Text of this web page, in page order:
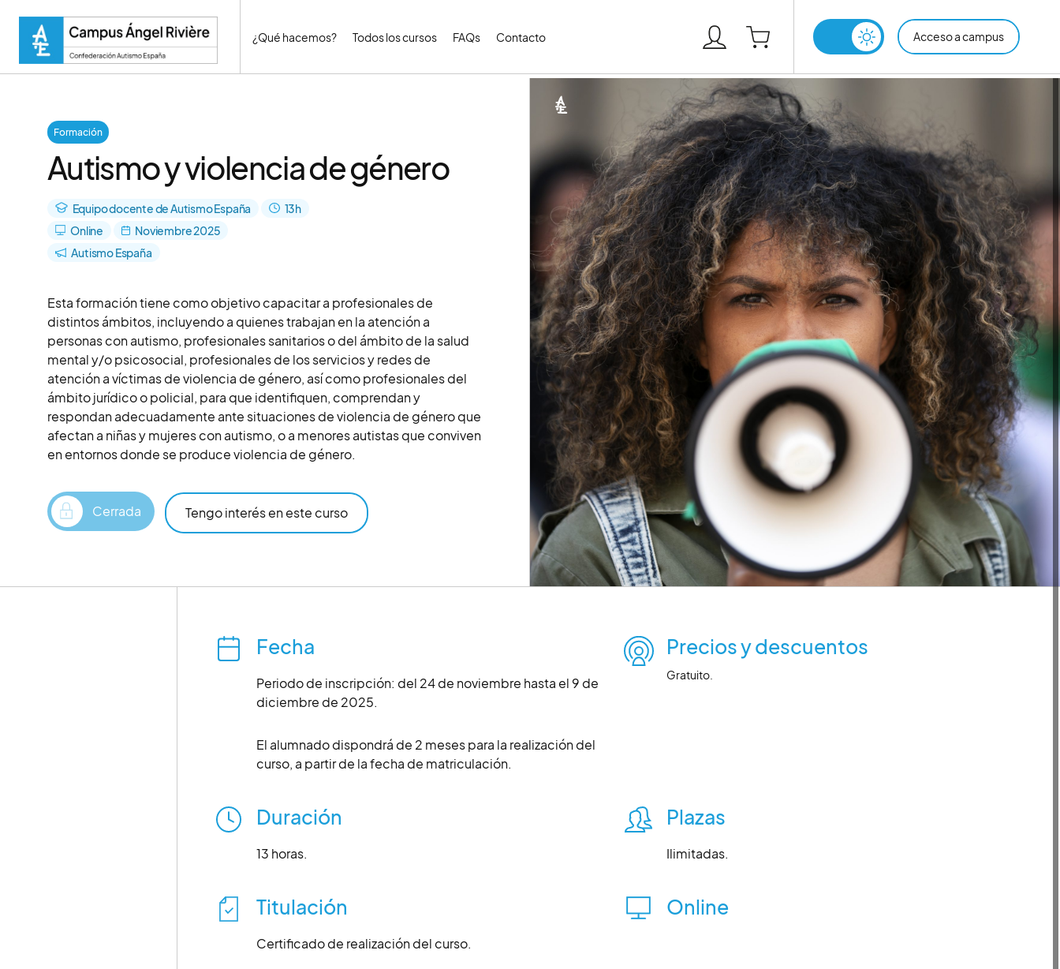
¿Qué hacemos? Todos los cursos FAQs Contacto Acceso a campus
Formación
Autismo y violencia de género
Equipo docente de Autismo España
13h
Online
Noviembre 2025
Autismo España
Esta formación tiene como objetivo capacitar a profesionales de
distintos ámbitos, incluyendo a quienes trabajan en la atención a
personas con autismo, profesionales sanitarios o del ámbito de la salud
mental y/o psicosocial, profesionales de los servicios y redes de
atención a víctimas de violencia de género, así como profesionales del
ámbito jurídico o policial, para que identifiquen, comprendan y
respondan adecuadamente ante situaciones de violencia de género que
afectan a niñas y mujeres con autismo, o a menores autistas que conviven
en entornos donde se produce violencia de género.
Cerrada Tengo interés en este curso
Fecha
Periodo de inscripción: del 24 de noviembre hasta el 9 de
diciembre de 2025.
El alumnado dispondrá de 2 meses para la realización del
curso, a partir de la fecha de matriculación.
Precios y descuentos
Gratuito.
Duración
13 horas.
Plazas
Ilimitadas.
Titulación
Certificado de realización del curso.
Online